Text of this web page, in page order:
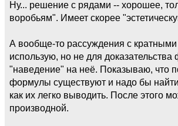
Ну... решение с рядами -- хорошее,
воробьям". Имеет скорее
А вообще-то рассуждения с кратными
использую, но не для
"наведение" на неё. Показываю, что
формулы существуют и надо бы
как их легко выводить. После этого
производной.